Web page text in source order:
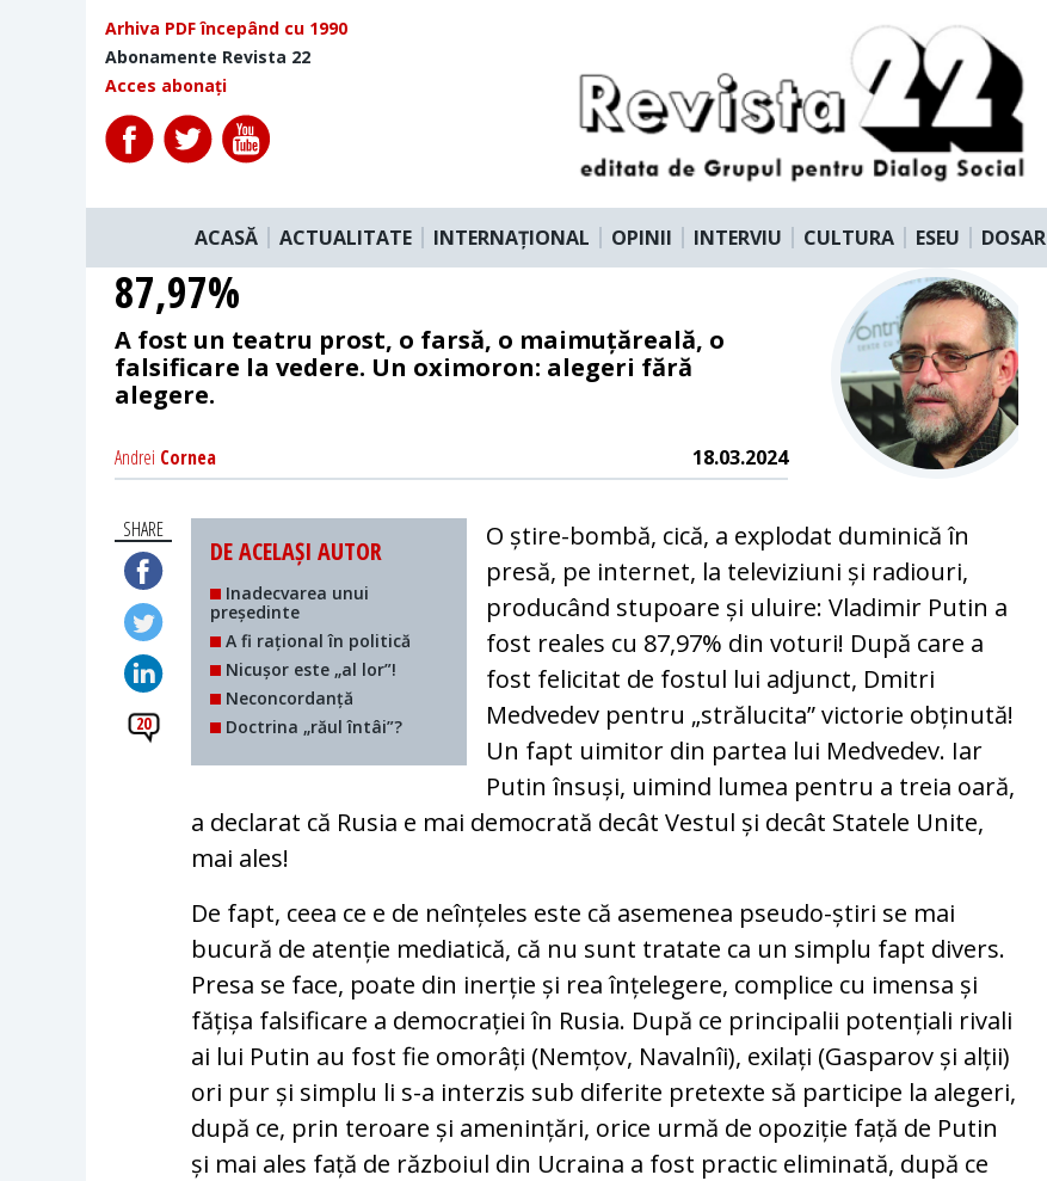
Arhiva PDF începând cu 1990
Abonamente Revista 22
Acces abonați
ACASĂ ACTUALITATE INTERNAȚIONAL OPINII INTERVIU CULTURA ESEU DOSAR
87,97%
A fost un teatru prost, o farsă, o maimuțăreală, o
falsificare la vedere. Un oximoron: alegeri fără
alegere.
Andrei Cornea 18.03.2024
SHARE
20
DE ACELAȘI AUTOR
Inadecvarea unui
președinte
A fi rațional în politică
Nicușor este „al lor”!
Neconcordanță
Doctrina „răul întâi”?
O știre-bombă, cică, a explodat duminică în
presă, pe internet, la televiziuni și radiouri,
producând stupoare și uluire: Vladimir Putin a
fost reales cu 87,97% din voturi! După care a
fost felicitat de fostul lui adjunct, Dmitri
Medvedev pentru „strălucita” victorie obținută!
Un fapt uimitor din partea lui Medvedev. Iar
Putin însuși, uimind lumea pentru a treia oară,
a declarat că Rusia e mai democrată decât Vestul și decât Statele Unite,
mai ales!
De fapt, ceea ce e de neînțeles este că asemenea pseudo-știri se mai
bucură de atenție mediatică, că nu sunt tratate ca un simplu fapt divers.
Presa se face, poate din inerție și rea înțelegere, complice cu imensa și
fățișa falsificare a democrației în Rusia. După ce principalii potențiali rivali
ai lui Putin au fost fie omorâți (Nemțov, Navalnîi), exilați (Gasparov și alții)
ori pur și simplu li s-a interzis sub diferite pretexte să participe la alegeri,
după ce, prin teroare și amenințări, orice urmă de opoziție față de Putin
și mai ales față de războiul din Ucraina a fost practic eliminată, după ce